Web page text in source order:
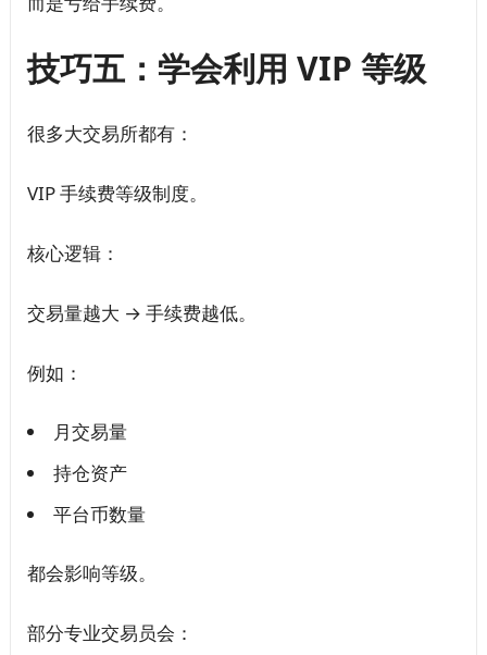
技巧五：学会利用 VIP 等级
很多大交易所都有：
VIP 手续费等级制度。
核心逻辑：
交易量越大 → 手续费越低。
例如：
月交易量
持仓资产
平台币数量
都会影响等级。
部分专业交易员会：